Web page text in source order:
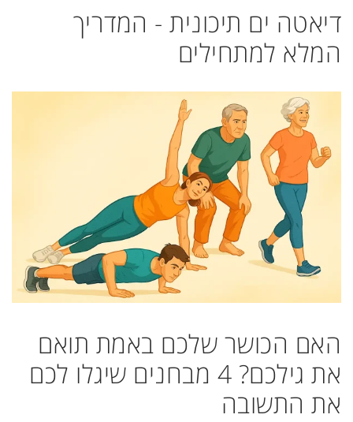
דיאטה ים תיכונית - המדריך
המלא למתחילים
האם הכושר שלכם באמת תואם
את גילכם? 4 מבחנים שיגלו לכם
את התשובה